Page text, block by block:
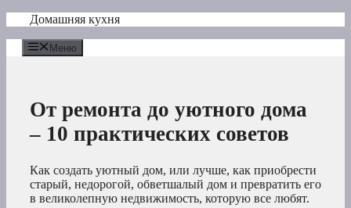
Перейти
содержимому
Домашняя кухня
Меню
От ремонта до уютного дома
– 10 практических советов
Как создать уютный дом, или лучше, как приобрести
старый, недорогой, обветшалый дом и превратить его
в великолепную недвижимость, которую все любят.